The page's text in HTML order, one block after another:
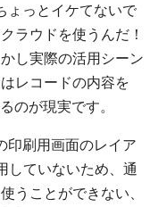
ょっとイケてないで
ラウドを使うんだ！
し実際の活用シーン
レコードの内容を
のが現実です。
印刷用画面のレイア
していないため、通
うことができない、